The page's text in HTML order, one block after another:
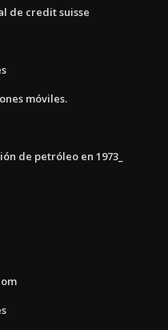
de credit suisse
móviles.
de petróleo en 1973_